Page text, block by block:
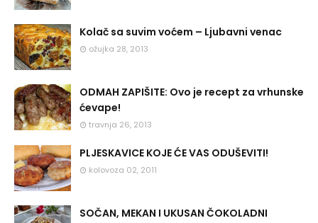
Kolač sa suvim voćem – Ljubavni venac
ožujka 28, 2013
ODMAH ZAPIŠITE: Ovo je recept za vrhunske
ćevape!
travnja 26, 2013
PLJESKAVICE KOJE ĆE VAS ODUŠEVITI!
kolovoza 02, 2011
SOČAN, MEKAN I UKUSAN ČOKOLADNI